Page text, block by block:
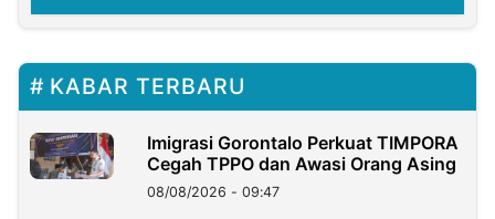
KABAR TERBARU
Imigrasi Gorontalo Perkuat TIMPORA
Cegah TPPO dan Awasi Orang Asing
08/08/2026 - 09:47